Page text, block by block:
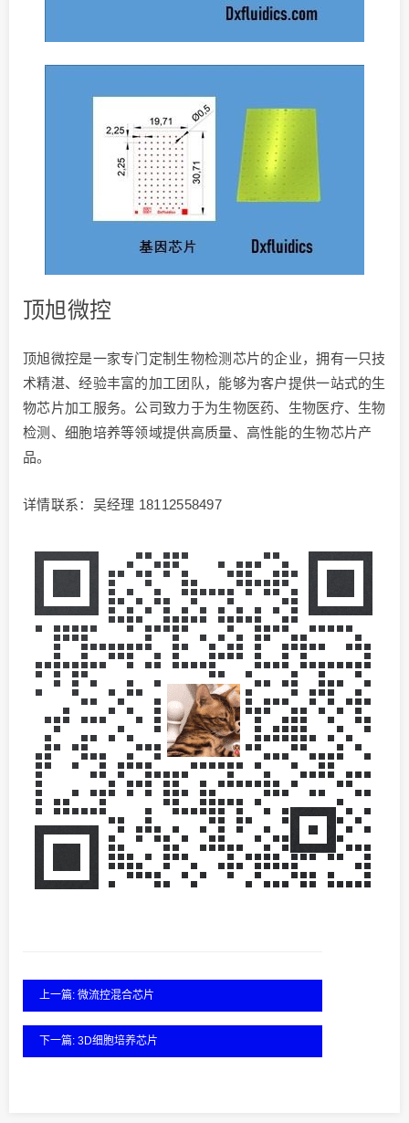
顶旭微控
顶旭微控是一家专门定制生物检测芯片的企业，拥有一只技
术精湛、经验丰富的加工团队，能够为客户提供一站式的生
物芯片加工服务。公司致力于为生物医药、生物医疗、生物
检测、细胞培养等领域提供高质量、高性能的生物芯片产
品。
详情联系：吴经理 18112558497
上一篇: 微流控混合芯片
下一篇: 3D细胞培养芯片